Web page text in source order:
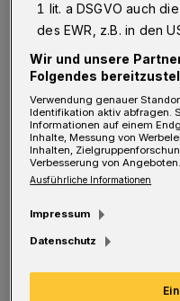
B eide Teams
einer
trennte sich daheim
Zweitvertretung 2:2
Hause der
der WSV in
1:1 hinauskam.
wieder einen Dreier
Cheftrainer
1 lit. a DSGVO auch
des EWR, z.B. in den
Wir und unsere
Folgendes
Verwendung genauer
Identifikation aktiv abfragen.
Informationen auf einem
Inhalte, Messung von
Inhalten,
Verbesserung von Angeboten.
Ausführliche Informationen
Impressum
Datenschutz